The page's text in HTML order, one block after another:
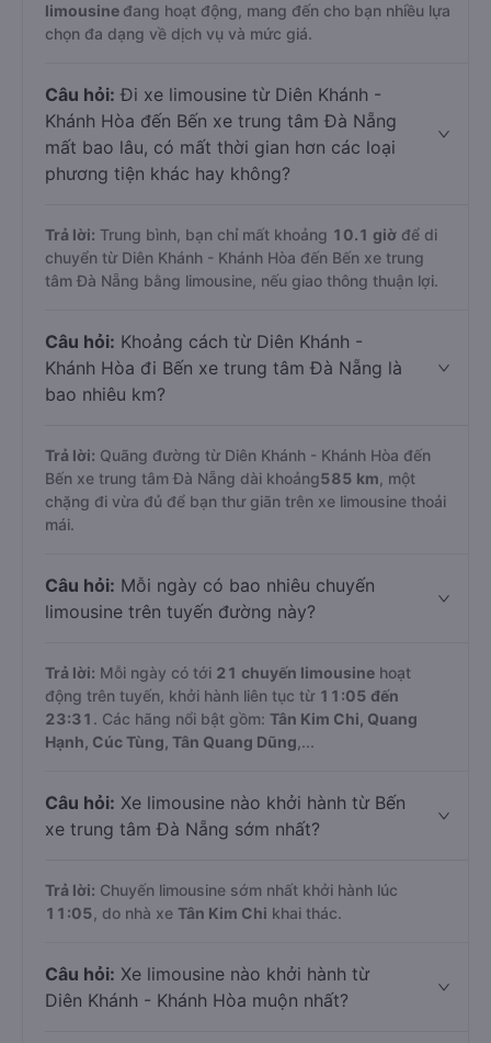
limousine đang hoạt động, mang đến cho bạn nhiều lựa
chọn đa dạng về dịch vụ và mức giá.
Câu hỏi: Đi xe limousine từ Diên Khánh -
Khánh Hòa đến Bến xe trung tâm Đà Nẵng
mất bao lâu, có mất thời gian hơn các loại
phương tiện khác hay không?
Trả lời: Trung bình, bạn chỉ mất khoảng 10.1 giờ để di
chuyển từ Diên Khánh - Khánh Hòa đến Bến xe trung
tâm Đà Nẵng bằng limousine, nếu giao thông thuận lợi.
Câu hỏi: Khoảng cách từ Diên Khánh -
Khánh Hòa đi Bến xe trung tâm Đà Nẵng là
bao nhiêu km?
Trả lời: Quãng đường từ Diên Khánh - Khánh Hòa đến
Bến xe trung tâm Đà Nẵng dài khoảng585 km , một
chặng đi vừa đủ để bạn thư giãn trên xe limousine thoải
mái.
Câu hỏi: Mỗi ngày có bao nhiêu chuyến
limousine trên tuyến đường này?
Trả lời: Mỗi ngày có tới 21 chuyến limousine hoạt
động trên tuyến, khởi hành liên tục từ 11:05 đến
23:31 . Các hãng nổi bật gồm: Tân Kim Chi, Quang
Hạnh, Cúc Tùng, Tân Quang Dũng ,...
Câu hỏi: Xe limousine nào khởi hành từ Bến
xe trung tâm Đà Nẵng sớm nhất?
Trả lời: Chuyến limousine sớm nhất khởi hành lúc
11:05 , do nhà xe Tân Kim Chi khai thác.
Câu hỏi: Xe limousine nào khởi hành từ
Diên Khánh - Khánh Hòa muộn nhất?